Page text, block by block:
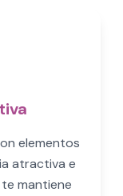
elementos
atractiva e
mantiene